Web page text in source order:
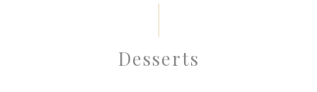
Desserts